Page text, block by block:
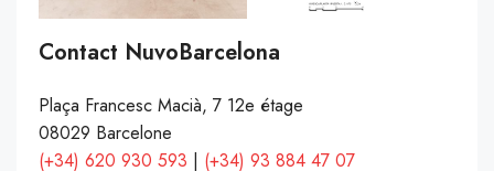
Contact NuvoBarcelona
Plaça Francesc Macià, 7 12e étage
08029 Barcelone
(+34) 620 930 593 | (+34) 93 884 47 07